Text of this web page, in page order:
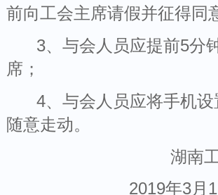
前向工会主席请假并征得同
3、与会人员应提前5分
席；
4、与会人员应将手机
随意走动。
湖南工程
2019年3月